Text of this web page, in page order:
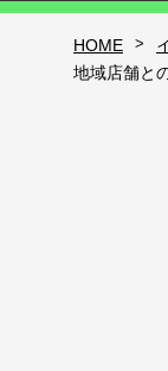
HOME >
地域店舗と